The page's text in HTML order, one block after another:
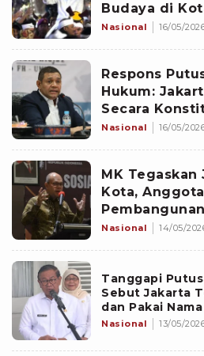
Budaya di
Alasannya
Nasional 16/05/
Respons
Hukum:
Secara
Nasional 16/05/
MK Tegaskan
Kota,
Berlanjut
Nasional 14/05/
Tanggapi
Sebut Jakarta
dan Pakai
Nasional 13/05/